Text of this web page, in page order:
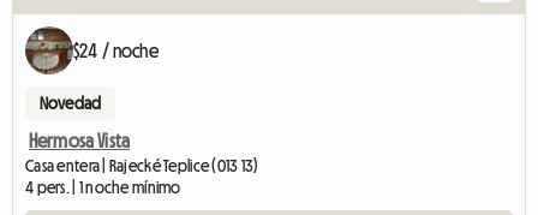
$24 / noche
Novedad
Hermosa Vista
Casa entera | Rajecké Teplice (013 13)
4 pers. | 1 noche mínimo